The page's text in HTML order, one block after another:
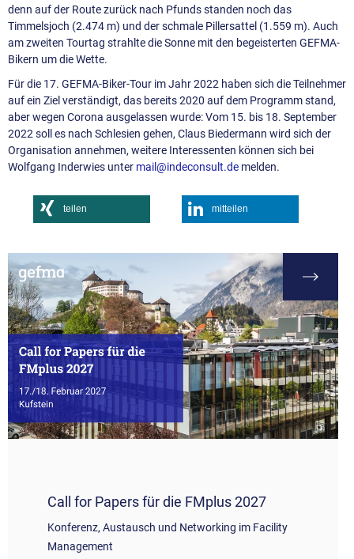
denn auf der Route zurück nach Pfunds standen noch das
Timmelsjoch (2.474 m) und der schmale Pillersattel (1.559 m). Auch
am zweiten Tourtag strahlte die Sonne mit den begeisterten GEFMA-
Bikern um die Wette.
Für die 17. GEFMA-Biker-Tour im Jahr 2022 haben sich die Teilnehmer
auf ein Ziel verständigt, das bereits 2020 auf dem Programm stand,
aber wegen Corona ausgelassen wurde: Vom 15. bis 18. September
2022 soll es nach Schlesien gehen, Claus Biedermann wird sich der
Organisation annehmen, weitere Interessenten können sich bei
Wolfgang Inderwies unter mail@indeconsult.de melden.
teilen mitteilen
Call for Papers für die FMplus 2027
Konferenz, Austausch und Networking im Facility
Management